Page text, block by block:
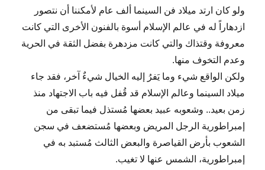
ولو كان ارتد ميلاد فن السينما ألف عام لأمكننا أن نتصور
ازدهاراً له في عالم الإسلام أسوة بالفنون الأخرى التي كانت
معروفة وقتذاك والتي كانت مزدهرة بفضل الثقة في الحرية
وعدم التخوف منها.
ولكن الواقع شيء وما يَفرُ إليه الخيال شيءٌ آخر، فقد جاء
ميلاد السينما وعالم الإسلام قد قُفل فيه باب الاجتهاد منذ
زمن بعيد.. وشعوبه عبيد بعضها مُستذل فيما تبقى من
إمبراطورية الرجل المريض وبعضها مُستضعف في سجن
الشعوب بأرض القياصرة والبعض الثالث مُستبد به في
إمبراطورية، الشمس عنها لا تغيب.